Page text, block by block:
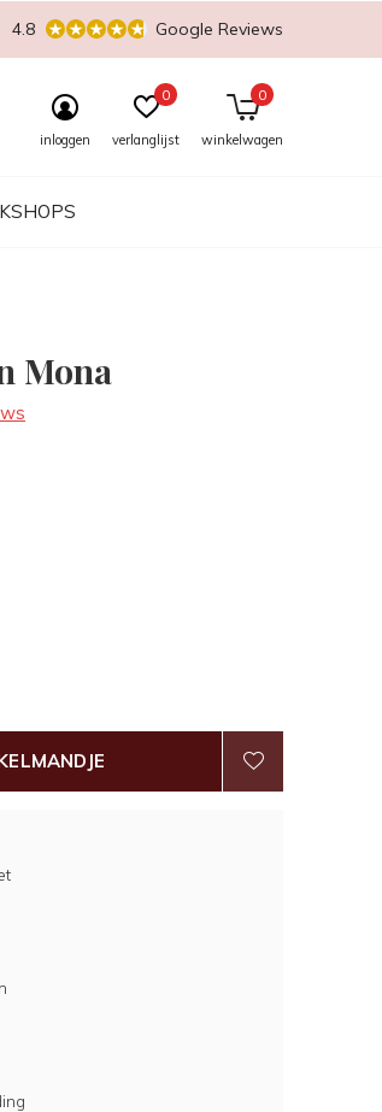
inloggen verlanglijst
0
winkelwagen
0
4.8 Google Reviews
Mona